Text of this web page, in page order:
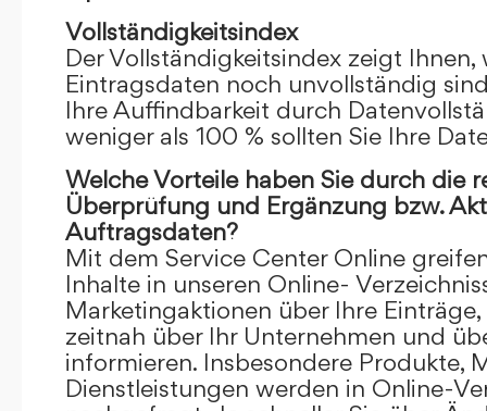
Vollständigkeitsindex
Der Vollständigkeitsindex zeigt
Eintragsdaten noch unvollständig
Ihre Auffindbarkeit durch
weniger als 100 % sollten Sie Ihre
Welche Vorteile haben Sie durch die
Überprüfung und Ergänzung bzw.
Auftragsdaten?
Mit dem Service Center Online
Inhalte in unseren Online-
Marketingaktionen über Ihre
zeitnah über Ihr Unternehmen und
informieren. Insbesondere Produkte,
Dienstleistungen werden in Online-